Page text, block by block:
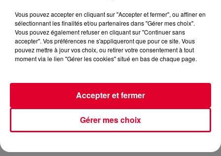
Crédit :
Vous pouvez accepter en cliquant sur "Accepter et fermer", ou affiner en
sélectionnant les finalités et/ou partenaires dans "Gérer mes choix".
Vous pouvez également refuser en cliquant sur "Continuer sans
accepter". Vos préférences ne s'appliqueront que pour ce site. Vous
pouvez mettre à jour vos choix, ou retirer votre consentement à tout
moment via le lien "Gérer les cookies" situé en bas de chaque page.
Gérer mes choix
Accepter et fermer